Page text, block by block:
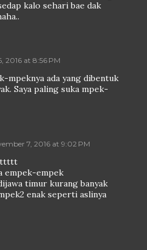
kalo sehari bae dak
2016 at 8:56 PM
mpeknya ada yang dibentuk
Saya paling suka mpek-
7, 2016 at 9:02 PM
empek-empek
timur kurang banyak
enak seperti aslinya